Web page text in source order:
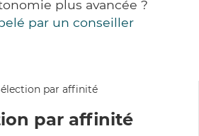
plus avancée ?
par un conseiller
par affinité